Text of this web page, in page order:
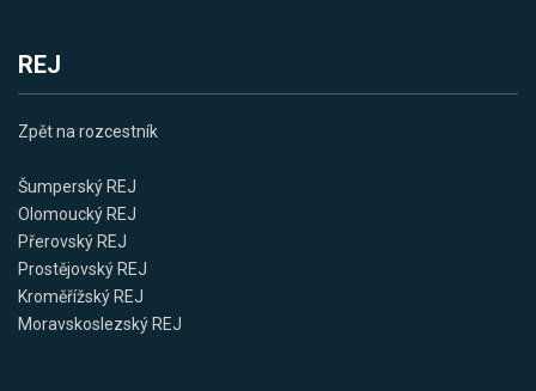
REJ
Zpět na rozcestník
Šumperský REJ
Olomoucký REJ
Přerovský REJ
Prostějovský REJ
Kroměřížský REJ
Moravskoslezský REJ